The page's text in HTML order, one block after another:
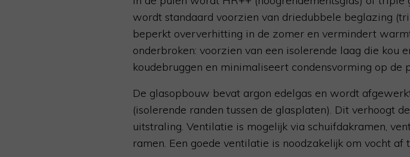
wordt standaard voorzien van driedubbele beglazing
beperkt oververhitting in de zomer en vermindert
onderbroken: voorzien van een isolerende laag die
koudebruggen en minimaliseert condensvorming op de
De glasopbouw bevat argon edelgas en wordt
(isolerende randen tussen de glasplaten). Dit verhoogt
uitstraling. Ventilatie is mogelijk via schuifdakramen,
ramen. Een goede ventilatie is noodzakelijk om vocht